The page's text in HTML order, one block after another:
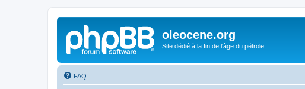
oleocene.org
Site dédié à la fin de l'âge du pétrole
FAQ